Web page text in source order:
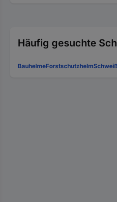
Häufig gesuchte
BauhelmeForstschutzhelm